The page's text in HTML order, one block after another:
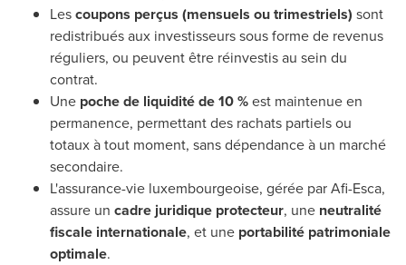
Lescoupons perçus (mensuels ou trimestriels) sont
redistribués aux investisseurs sous forme de revenus
réguliers, ou peuvent être réinvestis au sein du
contrat.
Une poche de liquidité de 10 %est maintenue en
permanence, permettant des rachats partiels ou
totaux à tout moment, sans dépendance à un marché
secondaire.
L'assurance-vie luxembourgeoise, gérée par Afi-Esca,
assure un cadre juridique protecteur, une neutralité
fiscale internationale, et une portabilité patrimoniale
optimale.